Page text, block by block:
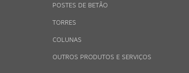
POSTES DE BETÃO
TORRES
COLUNAS
OUTROS PRODUTOS E SERVIÇOS